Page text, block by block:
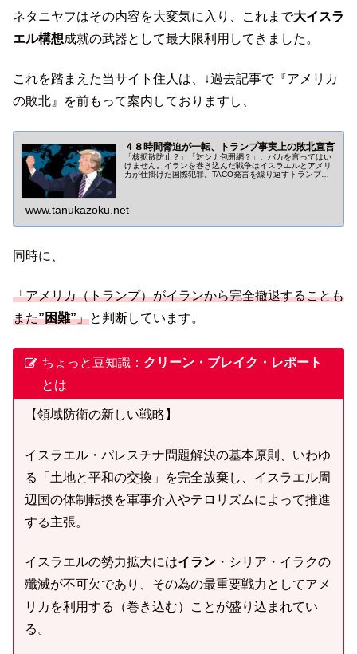
ネタニヤフはその内容を大変気に入り、これまで大イスラ
エル構想成就の武器として最大限利用してきました。
これを踏まえた当サイト住人は、↓過去記事で『アメリカ
の敗北』を前もって案内しておりますし、
４８時間脅迫が一転、トランプ事実上の敗北宣言
「核拡散防止？」「対シナ包囲網？」。バカを言ってはい
けません。イランを巻き込んだ戦争はイスラエルとアメリ
カが仕掛けた国際犯罪。TACO発言を繰り返すトランプ。
www.tanukazoku.net
同時に、
「アメリカ（トランプ）がイランから完全撤退することも
また”困難”」と判断しています。
ちょっと豆知識： クリーン・ブレイク・レポート
とは
【領域防衛の新しい戦略】
イスラエル・パレスチナ問題解決の基本原則、いわゆ
る「土地と平和の交換」を完全放棄し、イスラエル周
辺国の体制転換を軍事介入やテロリズムによって推進
する主張。
イスラエルの勢力拡大にはイラン・シリア・イラクの
殲滅が不可欠であり、その為の最重要戦力としてアメ
リカを利用する（巻き込む）ことが盛り込まれてい
る。